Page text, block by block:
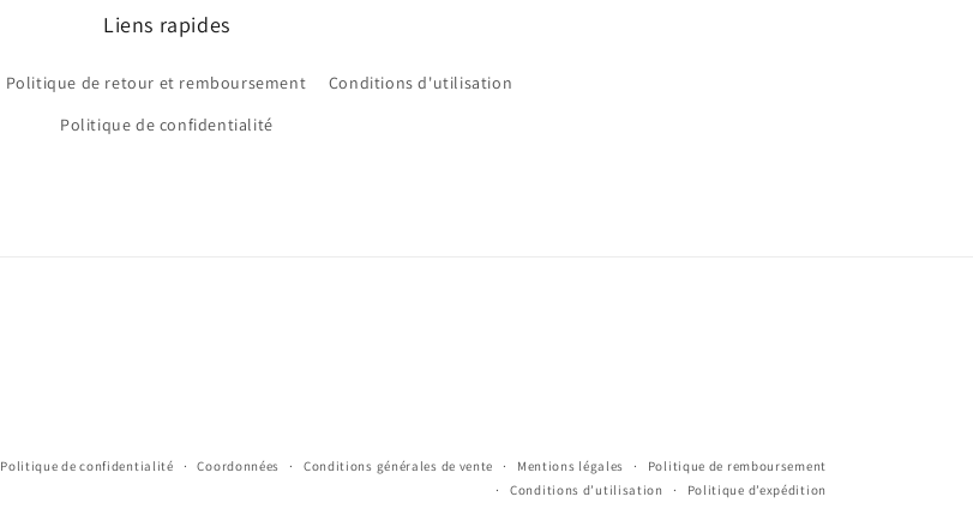
Liens rapides
Politique de retour et remboursement
Conditions d'utilisation
Politique de confidentialité
Politique de confidentialité Coordonnées Conditions générales de vente Mentions légales
Politique de remboursement
Conditions d’utilisation
Politique d’expédition